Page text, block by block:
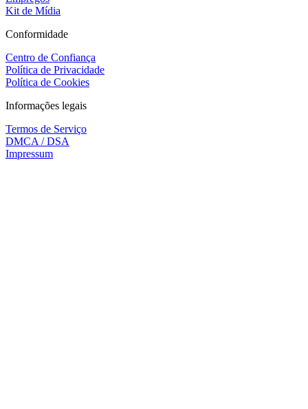
Kit de Mídia
Conformidade
Centro de Confiança
Política de Privacidade
Política de Cookies
Informações legais
Termos de Serviço
DMCA / DSA
Impressum